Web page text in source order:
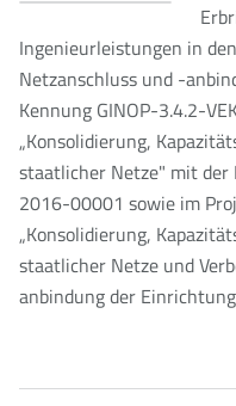
Ingenieurleistungen in
Netzanschluss und -
Kennung GINOP-3.4.2-
„Konsolidierung,
staatlicher Netze" mit der
2016-00001 sowie im
„Konsolidierung,
staatlicher Netze und
anbindung der